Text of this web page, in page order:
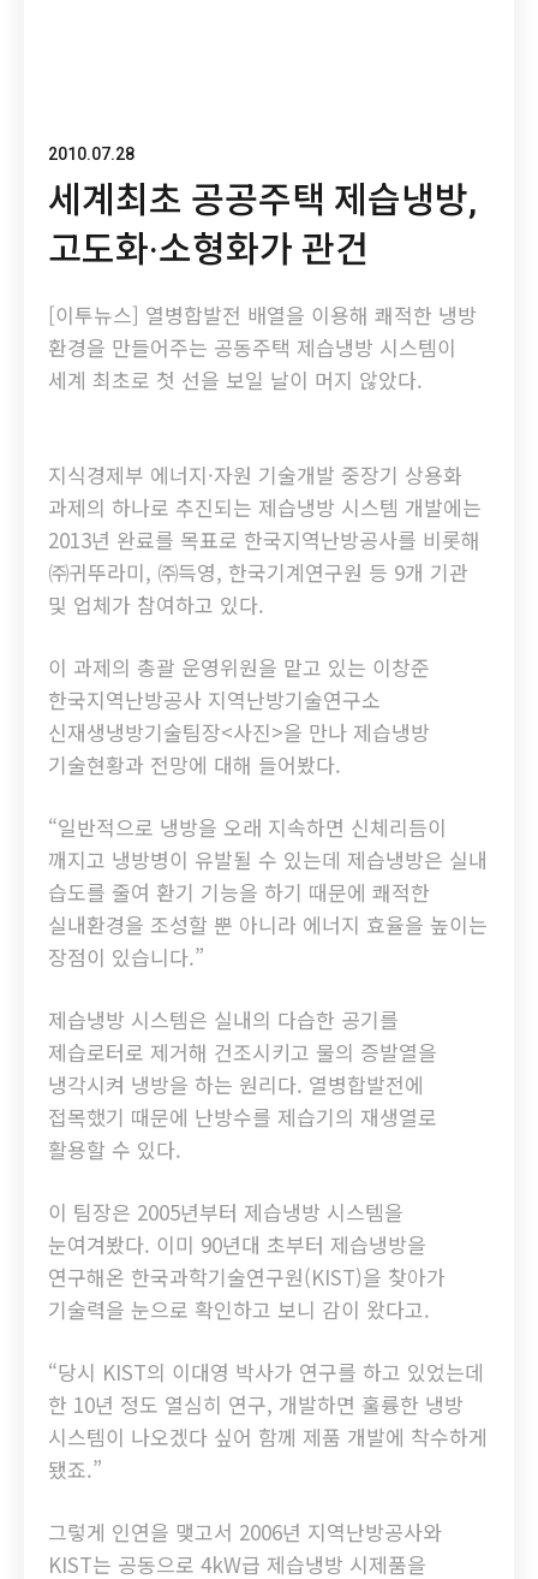
2010.07.28
세계최초 공공주택 제습냉방,
고도화·소형화가 관건
[이투뉴스] 열병합발전 배열을 이용해 쾌적한 냉방
환경을 만들어주는 공동주택 제습냉방 시스템이
세계 최초로 첫 선을 보일 날이 머지 않았다.
지식경제부 에너지·자원 기술개발 중장기 상용화
과제의 하나로 추진되는 제습냉방 시스템 개발에는
2013년 완료를 목표로 한국지역난방공사를 비롯해
㈜귀뚜라미, ㈜득영, 한국기계연구원 등 9개 기관
및 업체가 참여하고 있다.
이 과제의 총괄 운영위원을 맡고 있는 이창준
한국지역난방공사 지역난방기술연구소
신재생냉방기술팀장<사진>을 만나 제습냉방
기술현황과 전망에 대해 들어봤다.
“일반적으로 냉방을 오래 지속하면 신체리듬이
깨지고 냉방병이 유발될 수 있는데 제습냉방은 실내
습도를 줄여 환기 기능을 하기 때문에 쾌적한
실내환경을 조성할 뿐 아니라 에너지 효율을 높이는
장점이 있습니다.”
제습냉방 시스템은 실내의 다습한 공기를
제습로터로 제거해 건조시키고 물의 증발열을
냉각시켜 냉방을 하는 원리다. 열병합발전에
접목했기 때문에 난방수를 제습기의 재생열로
활용할 수 있다.
이 팀장은 2005년부터 제습냉방 시스템을
눈여겨봤다. 이미 90년대 초부터 제습냉방을
연구해온 한국과학기술연구원(KIST)을 찾아가
기술력을 눈으로 확인하고 보니 감이 왔다고.
“당시 KIST의 이대영 박사가 연구를 하고 있었는데
한 10년 정도 열심히 연구, 개발하면 훌륭한 냉방
시스템이 나오겠다 싶어 함께 제품 개발에 착수하게
됐죠.”
그렇게 인연을 맺고서 2006년 지역난방공사와
KIST는 공동으로 4kW급 제습냉방 시제품을